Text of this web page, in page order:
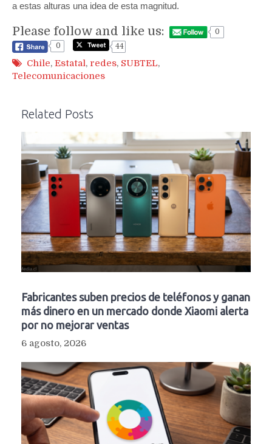
a estas alturas una idea de esta magnitud.
Please follow and like us:
0
0
44
Chile, Estatal, redes, SUBTEL,
Telecomunicaciones
Related Posts
Fabricantes suben precios de teléfonos y ganan
más dinero en un mercado donde Xiaomi alerta
por no mejorar ventas
6 agosto, 2026